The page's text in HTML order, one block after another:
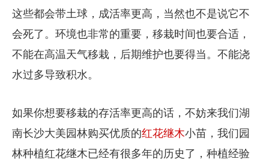
这些都会带土球，成活率更高，当然也不是说它不
会死了。环境也非常的重要，移栽时间也要合适，
不能在高温天气移栽，后期维护也要得当。不能浇
水过多导致积水。
如果你想要移栽的存活率更高的话，不妨来我们湖
南长沙大美园林购买优质的红花继木小苗，我们园
林种植红花继木已经有很多年的历史了，种植经验